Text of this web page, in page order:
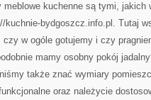
kuchenne są tymi, jakich
kuchnie-bydgoszcz.info.pl. Tutaj
czy w ogóle gotujemy i czy
mamy osobny pokój
także znać wymiary
oraz należycie